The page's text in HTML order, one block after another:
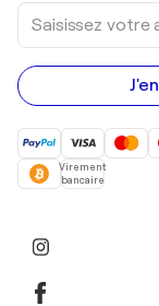
Saisissez
votre
adresse
e-
mail
Virement
bancaire